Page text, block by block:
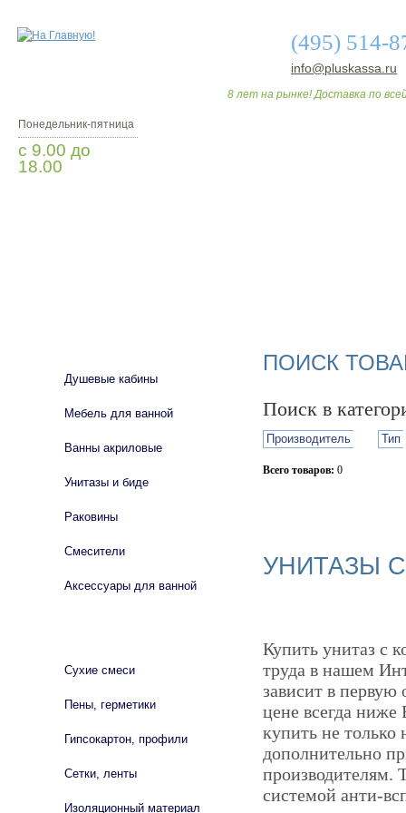
(495) 514-
info@pluskassa.ru
8 лет на рынке! Доставка по
Понедельник-пятница
с 9.00 до
18.00
ПОИСК
Поиск в
Производитель Тип
Всего товаров: 0
УНИТАЗЫ
Купить унитаз с
труда в нашем
зависит в первую
цене всегда ниже
купить не
дополнительно
производителям.
системой анти-
Душевые кабины
Мебель для ванной
Ванны акриловые
Унитазы и биде
Раковины
Смесители
Аксессуары для ванной
Сухие смеси
Пены, герметики
Гипсокартон, профили
Сетки, ленты
Изоляционный материал